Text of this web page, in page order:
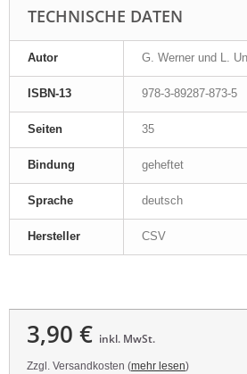
TECHNISCHE DATEN
Autor G. Werner und L.
ISBN-13 978-3-89287-873-5
Seiten 35
Bindung geheftet
Sprache deutsch
Hersteller CSV
3,90 € inkl. MwSt.
Zzgl. Versandkosten (mehr lesen)